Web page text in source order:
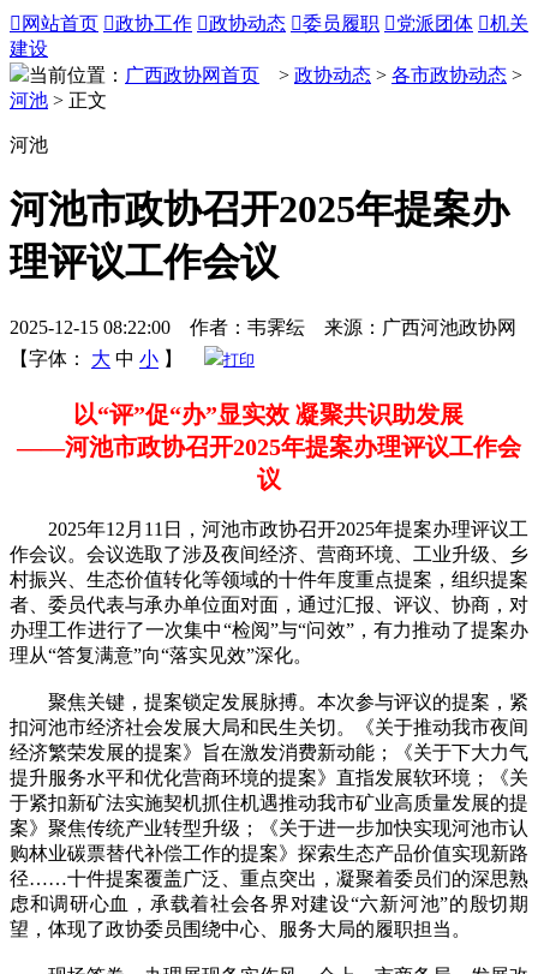
 网站首页 政协工作 政协动态 委员履职 党派团体 机关
建设
当前位置： 广西政协网首页 > 政协动态 > 各市政协动态 >
河池 > 正文
河池
河池市政协召开2025年提案办
理评议工作会议
2025-12-15 08:22:00 作者：韦霁纭 来源：广西河池政协网
【字体：
大 中 小 】 打印
以“评”促“办”显实效 凝聚共识助发展
——河池市政协召开2025年提案办理评议工作会
议
2025年12月11日，河池市政协召开2025年提案办理评议工
作会议。会议选取了涉及夜间经济、营商环境、工业升级、乡
村振兴、生态价值转化等领域的十件年度重点提案，组织提案
者、委员代表与承办单位面对面，通过汇报、评议、协商，对
办理工作进行了一次集中“检阅”与“问效”，有力推动了提案办
理从“答复满意”向“落实见效”深化。
聚焦关键，提案锁定发展脉搏。本次参与评议的提案，紧
扣河池市经济社会发展大局和民生关切。《关于推动我市夜间
经济繁荣发展的提案》旨在激发消费新动能；《关于下大力气
提升服务水平和优化营商环境的提案》直指发展软环境；《关
于紧扣新矿法实施契机抓住机遇推动我市矿业高质量发展的提
案》聚焦传统产业转型升级；《关于进一步加快实现河池市认
购林业碳票替代补偿工作的提案》探索生态产品价值实现新路
径……十件提案覆盖广泛、重点突出，凝聚着委员们的深思熟
虑和调研心血，承载着社会各界对建设“六新河池”的殷切期
望，体现了政协委员围绕中心、服务大局的履职担当。